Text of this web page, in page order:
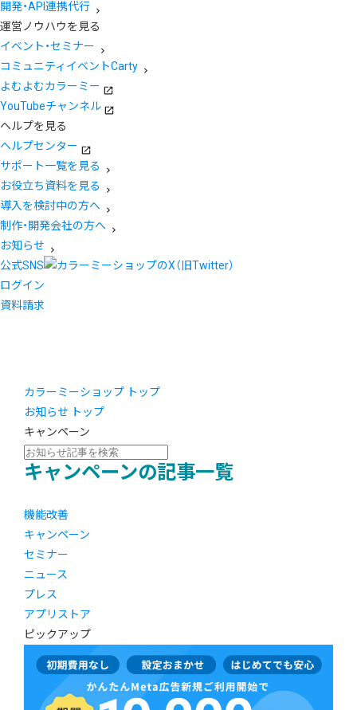
開発・API連携代行
運営ノウハウを見る
イベント・セミナー
コミュニティイベントCarty
よむよむカラーミー
YouTubeチャンネル
ヘルプを見る
ヘルプセンター
サポート一覧を見る
お役立ち資料を見る
導入を検討中の方へ
制作・開発会社の方へ
お知らせ
公式SNS
ログイン
資料請求
カラーミーショップ トップ
お知らせ トップ
キャンペーン
キャンペーンの記事一覧
機能改善
キャンペーン
セミナー
ニュース
プレス
アプリストア
ピックアップ